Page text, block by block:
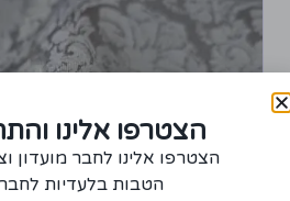
הצטרפו אלינו
הצטרפו אלינו לחבר מועדון
הטבות בלעדיות